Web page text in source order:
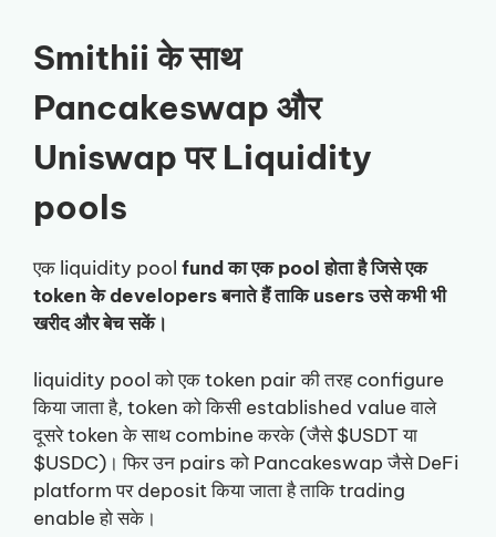
Smithii के साथ
Pancakeswap और
Uniswap पर Liquidity
pools
एक liquidity pool fund का एक pool होता है जिसे एक
token के developers बनाते हैं ताकि users उसे कभी भी
खरीद और बेच सकें।
liquidity pool को एक token pair की तरह configure
किया जाता है, token को किसी established value वाले
दूसरे token के साथ combine करके (जैसे $USDT या
$USDC)। फिर उन pairs को Pancakeswap जैसे DeFi
platform पर deposit किया जाता है ताकि trading
enable हो सके।